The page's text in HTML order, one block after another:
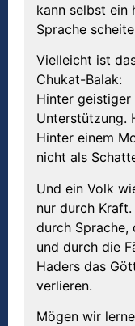
kann selbst ein
Sprache
Vielleicht ist
Chukat-Balak:
Hinter
Unterstützung.
Hinter einem
nicht als
Und ein Volk
nur durch
durch Sprache,
und durch die
Haders das
verlieren.
Mögen wir